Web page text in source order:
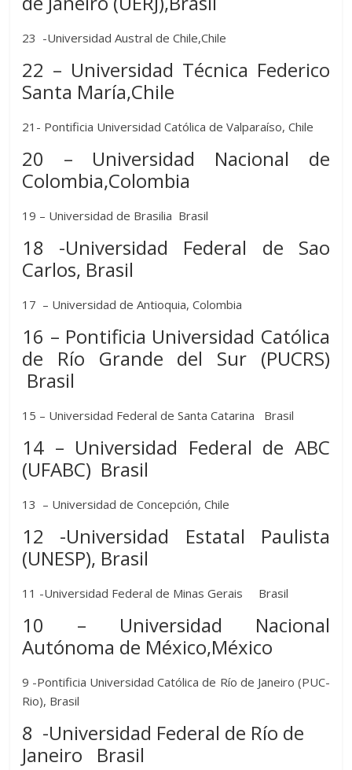
23 -Universidad Austral de Chile,Chile
22 – Universidad Técnica Federico
Santa María,Chile
21- Pontificia Universidad Católica de Valparaíso, Chile
20 – Universidad Nacional de
Colombia,Colombia
19 – Universidad de Brasilia Brasil
18 -Universidad Federal de Sao
Carlos, Brasil
17 – Universidad de Antioquia, Colombia
16 – Pontificia Universidad Católica
de Río Grande del Sur (PUCRS)
Brasil
15 – Universidad Federal de Santa Catarina Brasil
14 – Universidad Federal de ABC
(UFABC) Brasil
13 – Universidad de Concepción, Chile
12 -Universidad Estatal Paulista
(UNESP), Brasil
11 -Universidad Federal de Minas Gerais Brasil
10 – Universidad Nacional
Autónoma de México,México
9 -Pontificia Universidad Católica de Río de Janeiro (PUC-
Rio), Brasil
8 -Universidad Federal de Río de
Janeiro Brasil